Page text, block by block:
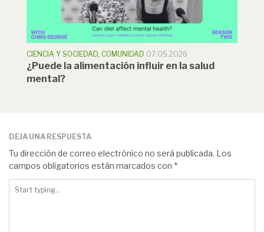
CIENCIA Y SOCIEDAD, COMUNIDAD 07.05.2026
¿Puede la alimentación influir en la salud
mental?
DEJA UNA RESPUESTA
Tu dirección de correo electrónico no será publicada. Los
campos obligatorios están marcados con *